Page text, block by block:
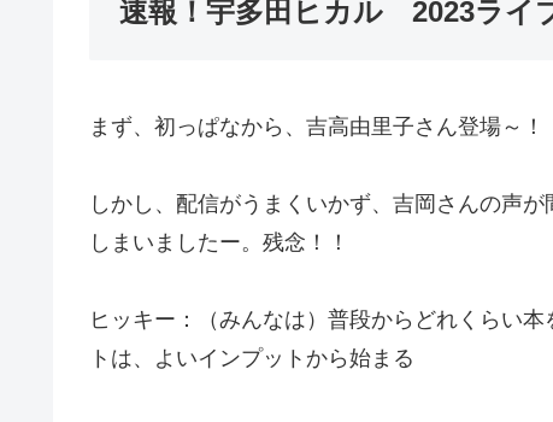
速報！宇多田ヒカル 2023ライ
まず、初っぱなから、吉高由里子さん登場～！
しかし、配信がうまくいかず、吉岡さんの声
しまいましたー。残念！！
ヒッキー：（みんなは）普段からどれくらい
トは、よいインプットから始まる